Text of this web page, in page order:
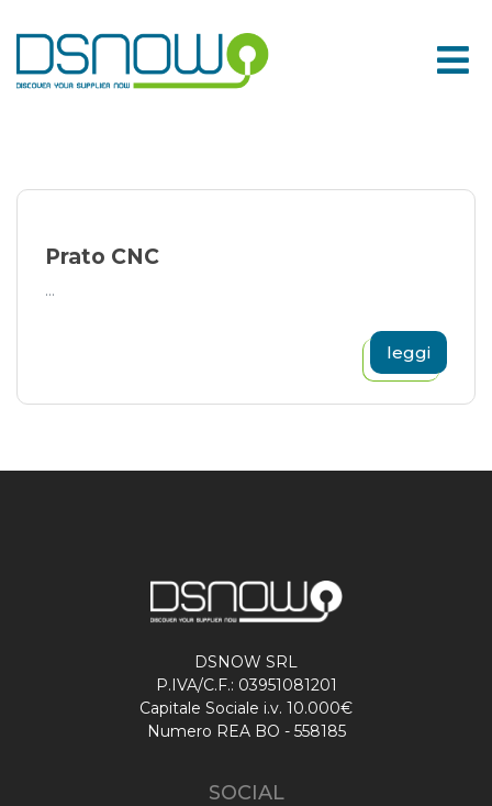
to
content
Prato CNC
...
leggi
DSNOW SRL
P.IVA/C.F.: 03951081201
Capitale Sociale i.v. 10.000€
Numero REA BO - 558185
SOCIAL